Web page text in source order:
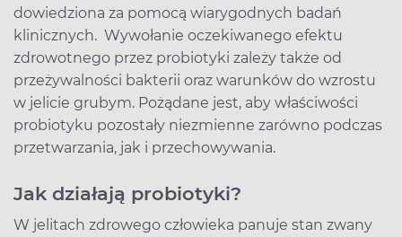
dowiedziona za pomocą wiarygodnych badań
klinicznych. Wywołanie oczekiwanego efektu
zdrowotnego przez probiotyki zależy także od
przeżywalności bakterii oraz warunków do wzrostu
w jelicie grubym. Pożądane jest, aby właściwości
probiotyku pozostały niezmienne zarówno podczas
przetwarzania, jak i przechowywania.
Jak działają probiotyki?
W jelitach zdrowego człowieka panuje stan zwany